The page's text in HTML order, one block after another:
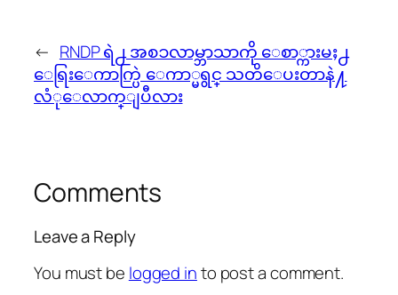
← RNDP ရဲ႕ အစၥလာမ္ဘာသာကို ေစာ္ကားမႈ႕
ေရြးေကာက္ပြဲ ေကာ္မရွင္ သတိေပးတာနဲ႔
လံုေလာက္ျပီလား
Comments
Leave a Reply
You must be logged into post a comment.